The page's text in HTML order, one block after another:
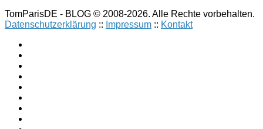
TomParisDE - BLOG © 2008-2026. Alle Rechte vorbehalten.
Datenschutzerklärung :: Impressum :: Kontakt